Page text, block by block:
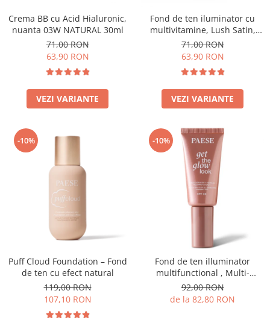
Crema BB cu Acid Hialuronic,
nuanta 03W NATURAL 30ml
71,00 RON
63,90 RON
VEZI VARIANTE
Fond de ten iluminator cu
multivitamine, Lush Satin,
nuanta 31 Warm Beige - 30ml
71,00 RON
63,90 RON
VEZI VARIANTE
-10%
Puff Cloud Foundation – Fond
de ten cu efect natural
119,00 RON
107,10 RON
-10%
Fond de ten illuminator
multifunctional , Multi-
function Illuminating
Foundation, nuanta 1N LIGHT
BEIGE– 30 ml
92,00 RON
de la 82,80 RON